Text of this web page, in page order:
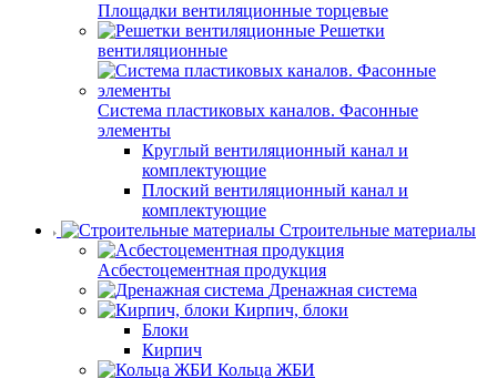
Площадки вентиляционные торцевые
Решетки
вентиляционные
Система пластиковых каналов. Фасонные
элементы
Круглый вентиляционный канал и
комплектующие
Плоский вентиляционный канал и
комплектующие
Строительные материалы
Асбестоцементная продукция
Дренажная система
Кирпич, блоки
Блоки
Кирпич
Кольца ЖБИ